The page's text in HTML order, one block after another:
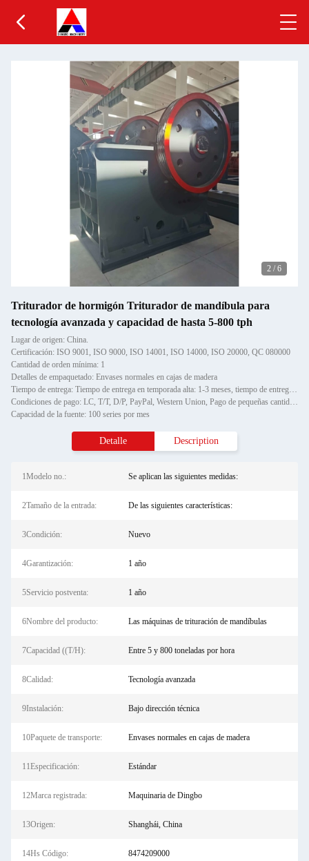
2 / 6
Triturador de hormigón Triturador de mandíbula para
tecnología avanzada y capacidad de hasta 5-800 tph
Lugar de origen: China.
Certificación: ISO 9001, ISO 9000, ISO 14001, ISO 14000, ISO 20000, QC 080000
Cantidad de orden mínima: 1
Detalles de empaquetado: Envases normales en cajas de madera
Tiempo de entrega: Tiempo de entrega en temporada alta: 1-3 meses, tiempo de entrega fuera de temporada: un mes
Condiciones de pago: LC, T/T, D/P, PayPal, Western Union, Pago de pequeñas cantidades, Gram de dinero
Capacidad de la fuente: 100 series por mes
Detalle Description
1Modelo no.: Se aplican las siguientes medidas:
2Tamaño de la entrada: De las siguientes características:
3Condición: Nuevo
4Garantización: 1 año
5Servicio postventa: 1 año
6Nombre del producto: Las máquinas de trituración de mandíbulas
7Capacidad ((T/H): Entre 5 y 800 toneladas por hora
8Calidad: Tecnología avanzada
9Instalación: Bajo dirección técnica
10Paquete de transporte: Envases normales en cajas de madera
11Especificación: Estándar
12Marca registrada: Maquinaria de Dingbo
13Origen: Shanghái, China
14Hs Código: 8474209000